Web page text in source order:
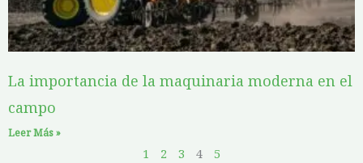
La importancia de la maquinaria moderna en el
campo
Leer Más »
1 2 3 4 5